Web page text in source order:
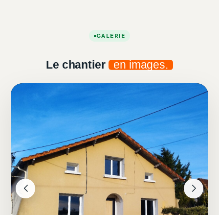
GALERIE
Le chantier en images.